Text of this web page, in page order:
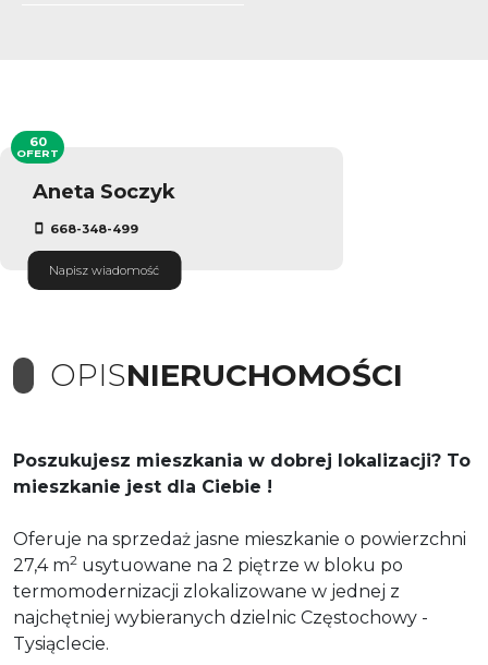
Aneta Soczyk
668-348-499
Napisz wiadomość
60
OFERT
OPISNIERUCHOMOŚCI
Poszukujesz mieszkania w dobrej lokalizacji? To
mieszkanie jest dla Ciebie !
Oferuje na sprzedaż jasne mieszkanie o powierzchni
27,4 m2 usytuowane na 2 piętrze w bloku po
termomodernizacji zlokalizowane w jednej z
najchętniej wybieranych dzielnic Częstochowy -
Tysiąclecie.